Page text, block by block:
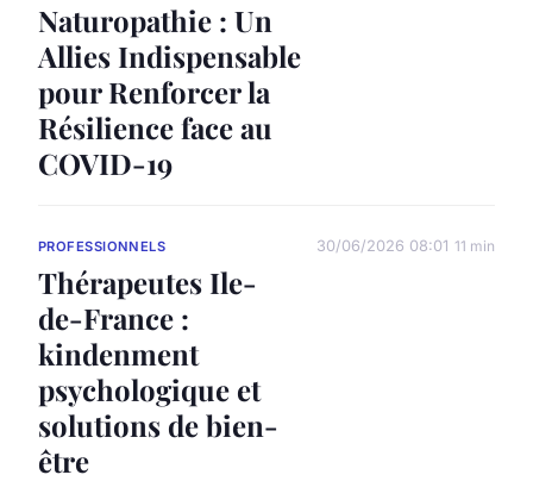
Naturopathie : Un
Allies Indispensable
pour Renforcer la
Résilience face au
COVID-19
PROFESSIONNELS
Thérapeutes Ile-
de-France :
kindenment
psychologique et
solutions de bien-
être
30/06/2026 08:01 11 min